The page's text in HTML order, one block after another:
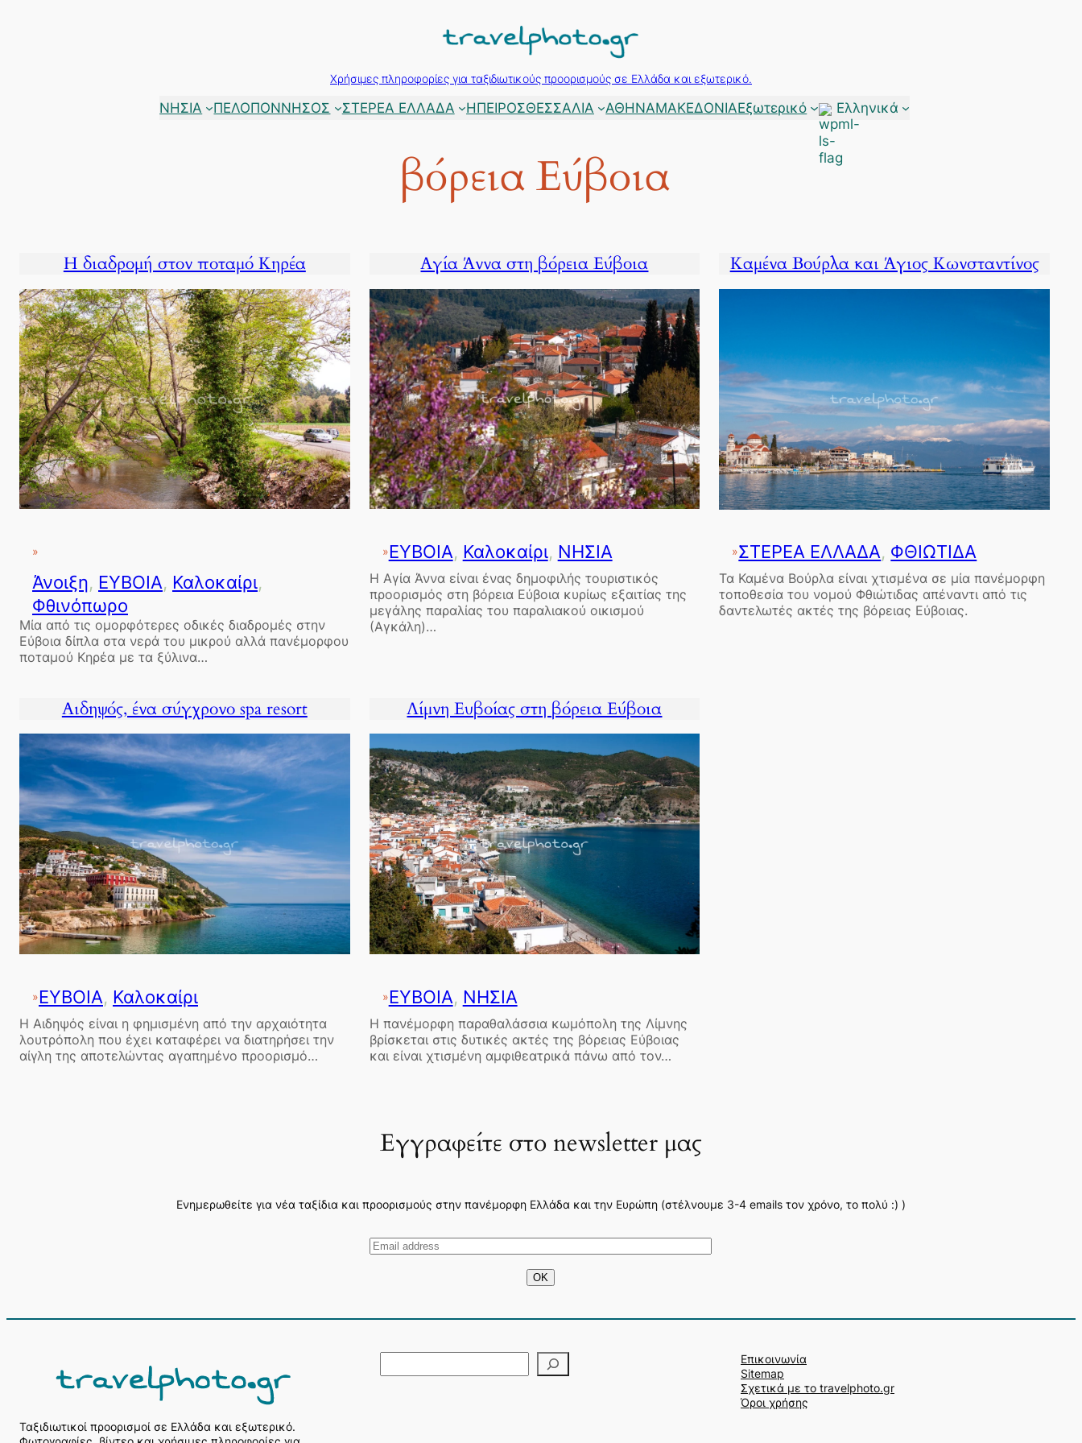
Χρήσιμες πληροφορίες για ταξιδιωτικούς προορισμούς σε Ελλάδα και εξωτερικό.
ΝΗΣΙΑ ΠΕΛΟΠΟΝΝΗΣΟΣ ΣΤΕΡΕΑ ΕΛΛΑΔΑ ΗΠΕΙΡΟΣΘΕΣΣΑΛΙΑ ΑΘΗΝΑΜΑΚΕΔΟΝΙΑΕξωτερικό Ελληνικά
βόρεια Εύβοια
Η διαδρομή στον ποταμό Κηρέα
»
Άνοιξη, ΕΥΒΟΙΑ, Καλοκαίρι
Φθινόπωρο
Μία από τις ομορφότερες οδικές διαδρομές στην
Εύβοια δίπλα στα νερά του μικρού αλλά πανέμορφου
ποταμού Κηρέα με τα ξύλινα…
Αγία Άννα στη βόρεια Εύβοια
»ΕΥΒΟΙΑ, Καλοκαίρι, ΝΗΣΙΑ
Η Αγία Άννα είναι ένας δημοφιλής τουριστικός
προορισμός στη βόρεια Εύβοια κυρίως εξαιτίας της
μεγάλης παραλίας του παραλιακού οικισμού
(Αγκάλη)…
Καμένα Βούρλα και Άγιος Κωνσταντίνος
»ΣΤΕΡΕΑ ΕΛΛΑΔΑ, ΦΘΙΩΤΙΔΑ
Τα Καμένα Βούρλα είναι χτισμένα σε μία πανέμορφη
τοποθεσία του νομού Φθιώτιδας απέναντι από τις
δαντελωτές ακτές της βόρειας Εύβοιας.
Αιδηψός, ένα σύγχρονο spa resort
»ΕΥΒΟΙΑ, Καλοκαίρι
Η Αιδηψός είναι η φημισμένη από την αρχαιότητα
λουτρόπολη που έχει καταφέρει να διατηρήσει την
αίγλη της αποτελώντας αγαπημένο προορισμό…
Λίμνη Ευβοίας στη βόρεια Εύβοια
»ΕΥΒΟΙΑ, ΝΗΣΙΑ
Η πανέμορφη παραθαλάσσια κωμόπολη της Λίμνης
βρίσκεται στις δυτικές ακτές της βόρειας Εύβοιας
και είναι χτισμένη αμφιθεατρικά πάνω από τον…
Εγγραφείτε στο newsletter μας
Ενημερωθείτε για νέα ταξίδια και προορισμούς στην πανέμορφη Ελλάδα και την Ευρώπη (στέλνουμε 3-4 emails τον χρόνο, το πολύ :) )
Ταξιδιωτικοί προορισμοί σε Ελλάδα και εξωτερικό.
Επικοινωνία
Sitemap
Σχετικά με το travelphoto.gr
Όροι χρήσης